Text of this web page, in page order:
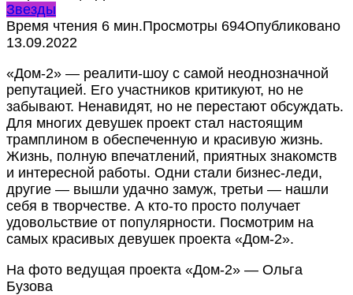
Звезды
Время чтения 6 мин.Просмотры 694Опубликовано
13.09.2022
«Дом-2» — реалити-шоу с самой неоднозначной
репутацией. Его участников критикуют, но не
забывают. Ненавидят, но не перестают обсуждать.
Для многих девушек проект стал настоящим
трамплином в обеспеченную и красивую жизнь.
Жизнь, полную впечатлений, приятных знакомств
и интересной работы. Одни стали бизнес-леди,
другие — вышли удачно замуж, третьи — нашли
себя в творчестве. А кто-то просто получает
удовольствие от популярности. Посмотрим на
самых красивых девушек проекта «Дом-2».
На фото ведущая проекта «Дом-2» — Ольга
Бузова